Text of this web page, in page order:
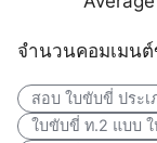
จำนวนคอมเมนต์
สอบ ใบขับขี่ ประ
ใบขับขี่ ท.2 แบบ ใ